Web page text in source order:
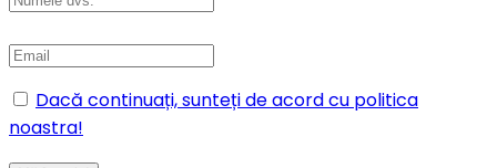
Dacă continuați, sunteți de acord cu politica
noastra!